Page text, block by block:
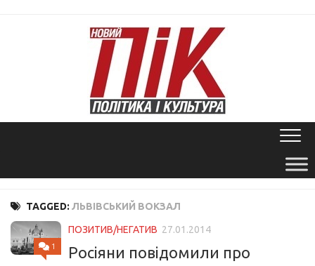
TAGGED: ЛЬВІВСЬКИЙ ВОКЗАЛ
1
ПОЗИТИВ/НЕГАТИВ 27.01.2014
Росіяни повідомили про